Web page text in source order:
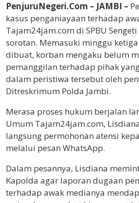
PenjuruNegeri.Com – JAMBI –
kasus penganiayaan terhadap
Tajam24jam.com di SPBU
sorotan. Memasuki minggu
dibuat, korban mengaku belum
pemanggilan terhadap pihak
dalam peristiwa tersebut oleh
Ditreskrimum Polda Jambi.
Merasa proses hukum berjalan
Umum Tajam24jam.com,
langsung permohonan atensi
melalui pesan WhatsApp.
Dalam pesannya, Lisdiana
Kapolda agar laporan dugaan
terhadap awak medianya